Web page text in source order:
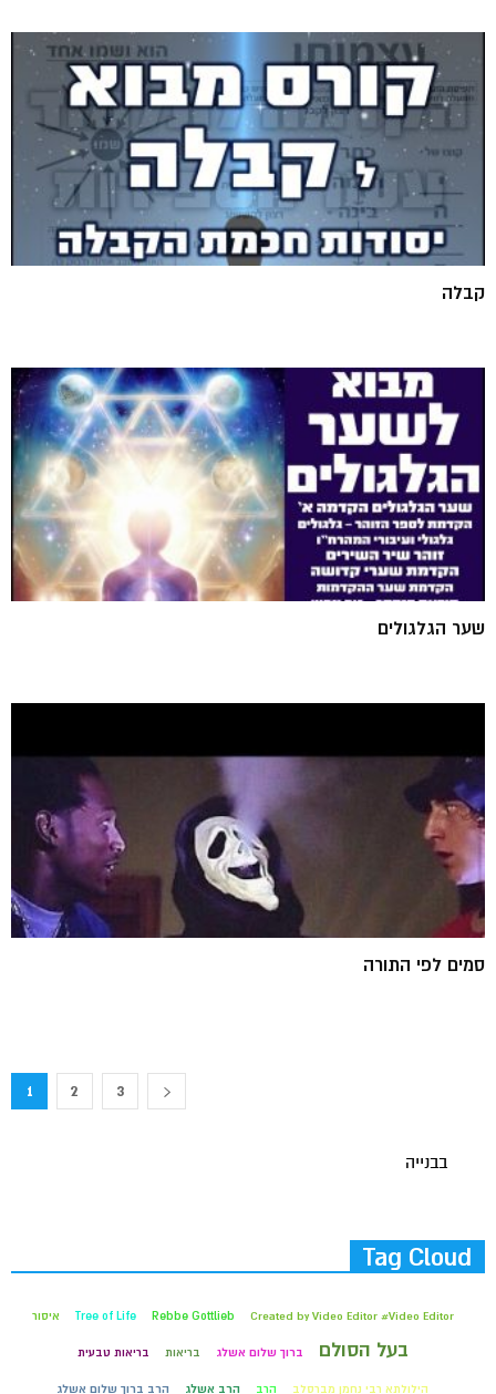
קבלה
שער הגלגולים
סמים לפי התורה
1 2 3
בבנייה
Tag Cloud
Created by Video Editor #Video Editor
Rebbe Gottlieb
Tree of Life איסור
בעל הסולם ברוך שלום אשלג בריאות בריאות טבעית
הילולתא רבי נחמן מברסלב הרב הרב אשלג הרב ברוך שלום אשלג